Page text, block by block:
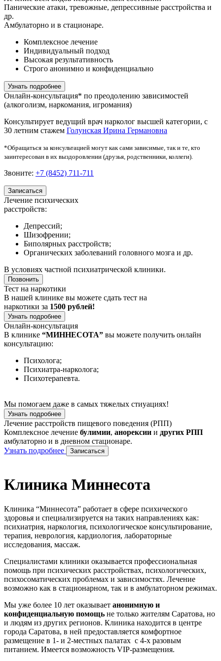
Панические атаки, тревожные, депрессивные расстройства и
др.
Амбулаторно и в стационаре.
Комплексное лечение
Индивидуальный подход
Высокая результативность
Строго анонимно и конфиденциально
Узнать подробнее
Онлайн-консультация* по преодолению зависимостей
(алкоголизм, наркомания, игромания)
Консультирует ведущий врач нарколог высшей категории, с
30 летним стажем Голунская Ирина Германовна
*Обращаться за консультацией могут как сами зависимые, так и те, кто
заинтересован в их выздоровлении (друзья, родственники, коллеги).
Звоните: +7 (8452) 711-711
Записаться
Лечение психических
расстройств:
Депрессий;
Шизофрении;
Биполярных расстройств;
Органических заболеваний головного мозга и др.
В условиях частной психиатрической клиники.
Позвонить
Тест на наркотики
В нашей клинике вы можете сдать тест на
наркотики за 1500 рублей!
Узнать подробнее
Онлайн-консультация
В клинике “МИННЕСОТА” вы можете получить онлайн
консультацию:
Психолога;
Психиатра-нарколога;
Психотерапевта.
Мы помогаем даже в самых тяжелых стиуациях!
Узнать подробнее
Лечение расстройств пищевого поведения (РПП)
Комплексное лечение булимии, анорексии и других РПП
амбулаторно и в дневном стационаре.
Узнать подробнее
Записаться
Клиника Миннесота
Клиника “Миннесота” работает в сфере психического
здоровья и специализируется на таких направлениях как:
психиатрия, наркология, психологическое консультирование,
терапия, неврология, кардиология, лабораторные
исследования, массаж.
Специалистами клиники оказывается профессиональная
помощь при психических расстройствах, психологических,
психосоматических проблемах и зависимостях. Лечение
возможно как в стационарном, так и в амбулаторном режимах.
Мы уже более 10 лет оказывает анонимную и
конфиденциальную помощь не только жителям Саратова, но
и людям из других регионов. Клиника находится в центре
города Саратова, в ней предоставляется комфортное
размещение в 1- и 2-местных палатах с 4-х разовым
питанием. Имеется возможность VIP-размещения.